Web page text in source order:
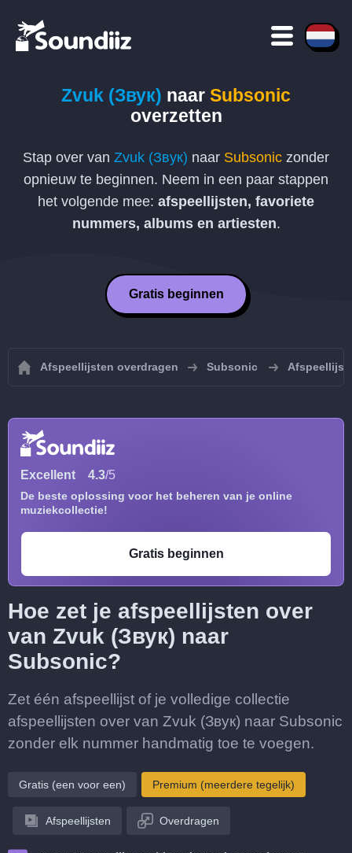
Zvuk (Звук) naar Subsonic
overzetten
Stap over van Zvuk (Звук) naar Subsonic zonder
opnieuw te beginnen. Neem in een paar stappen
het volgende mee: afspeellijsten, favoriete
nummers, albums en artiesten.
Gratis beginnen
Afspeellijsten overdragen Subsonic
Excellent 4.3/5
De beste oplossing voor het beheren van je online
muziekcollectie!
Gratis beginnen
Hoe zet je afspeellijsten over
van Zvuk (Звук) naar
Subsonic?
Zet één afspeellijst of je volledige collectie
afspeellijsten over van Zvuk (Звук) naar Subsonic
zonder elk nummer handmatig toe te voegen.
Gratis (een voor een) Premium (meerdere tegelijk)
Afspeellijsten Overdragen